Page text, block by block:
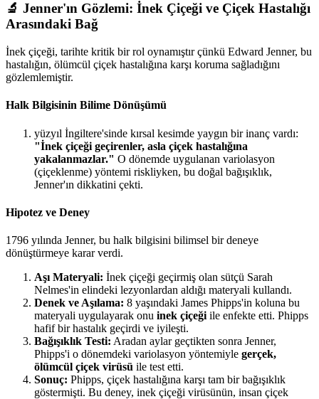
🔬 Jenner'ın Gözlemi: İnek Çiçeği ve Çiçek Hastalığı
Arasındaki Bağ
İnek çiçeği, tarihte kritik bir rol oynamıştır çünkü Edward Jenner, bu
hastalığın, ölümcül çiçek hastalığına karşı koruma sağladığını
gözlemlemiştir.
Halk Bilgisinin Bilime Dönüşümü
yüzyıl İngiltere'sinde kırsal kesimde yaygın bir inanç vardı:
"İnek çiçeği geçirenler, asla çiçek hastalığına
yakalanmazlar." O dönemde uygulanan variolasyon
(çiçeklenme) yöntemi riskliyken, bu doğal bağışıklık,
Jenner'ın dikkatini çekti.
Hipotez ve Deney
1796 yılında Jenner, bu halk bilgisini bilimsel bir deneye
dönüştürmeye karar verdi.
Aşı Materyali: İnek çiçeği geçirmiş olan sütçü Sarah
Nelmes'in elindeki lezyonlardan aldığı materyali kullandı.
Denek ve Aşılama: 8 yaşındaki James Phipps'in koluna bu
materyali uygulayarak onu inek çiçeği ile enfekte etti. Phipps
hafif bir hastalık geçirdi ve iyileşti.
Bağışıklık Testi: Aradan aylar geçtikten sonra Jenner,
Phipps'i o dönemdeki variolasyon yöntemiyle gerçek,
ölümcül çiçek virüsü ile test etti.
Sonuç: Phipps, çiçek hastalığına karşı tam bir bağışıklık
göstermişti. Bu deney, inek çiçeği virüsünün, insan çiçek